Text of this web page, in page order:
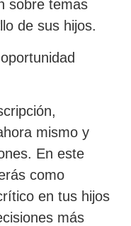
sobre temas
de sus hijos.
mismo y
En este
como
en tus hijos
más